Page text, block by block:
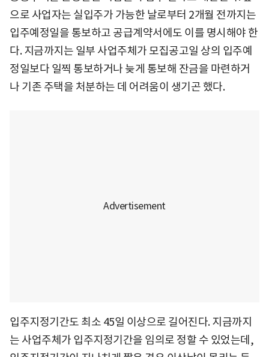
으로 사업자는 실입주가 가능한 날로부터 2개월 전까지는
입주예정일을 통보하고 공급계약서에도 이를 명시해야 한
다. 지금까지는 일부 사업주체가 모집공고일 상의 입주예
정일보다 일찍 통보하거나 늦게 통보해 잔금을 마련하거
나 기존 주택을 처분하는 데 어려움이 생기곤 했다.
입주지정기간도 최소 45일 이상으로 길어진다. 지금까지
는 사업주체가 입주지정기간을 임의로 정할 수 있었는데,